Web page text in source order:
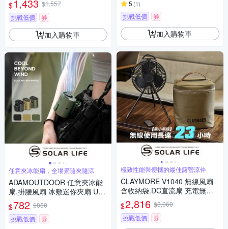
充電風扇
$1,433 $1,557
挑戰低價
券
加入購物車
任意夾冰能扇，全場景隨夾隨涼
ADAMOUTDOOR 任意夾冰能
扇.掛腰風扇 冰敷迷你夾扇 USB
充電扇 隨身降溫電扇 夾腰製冷
小風扇
$782 $850
挑戰低價
券
5 (1)
挑戰低價 券
加入購物車
極致性能與便攜的最佳露營涼伴
CLAYMORE V1040 無線風扇
含收納袋.DC直流扇 充電無線
風扇 韓國風扇 戶外露營電扇 可
吊掛腳架
$2,816 $3,060
挑戰低價
券